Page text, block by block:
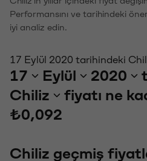
Performansını ve tarihindeki
iyi analiz edin.
17 Eylül 2020 tarihindeki
17 Eylül 2020
Chiliz
fiyatı ne
₺0,092
Chiliz geçmiş